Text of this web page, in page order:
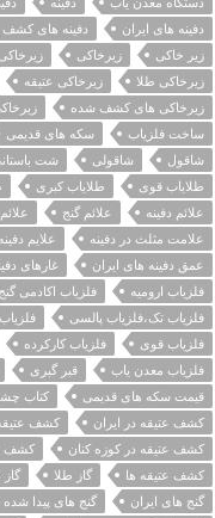
دفینه های ایران
دفینه های
زیر خاکی
زیرخاکی
زیرخاکی طلا
زیرخاکی عتیقه
زیرخاکی های کشف شده
ساخت فلزیاب
سکه های قدیمی
شاقول
شاقولی شت
طلایاب قوی
طلایاب کبری
علائم دفینه
علائم گنج
علامت مثلث در دفینه
علایم دفینه
عمق دفینه های ایران
غارهای
فلزیاب ارومیه
فلزیاب اکادمی گنج
فلزیاب تک،فلزیاب پالسی
فلزیاب قوی
فلزیاب کارکرده
فلزیاب معدن یاب
قبر گبری
قیمت سکه های قدیمی
کتاب
کشف عتیقه در ایران
کشف عتیقه
کشف عتیقه در کوزه کنان
کشف
کشف عتیقه ها
گاز طلا
گنج های ایران
گنج های پیدا شده